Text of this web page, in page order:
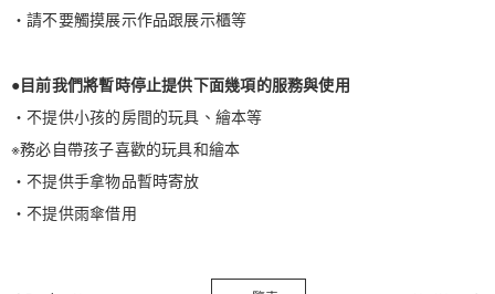
・請不要觸摸展示作品跟展示櫃等
●目前我們將暫時停止提供下面幾項的服務與使用
・不提供小孩的房間的玩具、繪本等
※務必自帶孩子喜歡的玩具和繪本
・不提供手拿物品暫時寄放
・不提供雨傘借用